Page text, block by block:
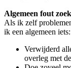
Algemeen fout
Als ik zelf
ik een algemeen iets:
Verwijderd
overleg met